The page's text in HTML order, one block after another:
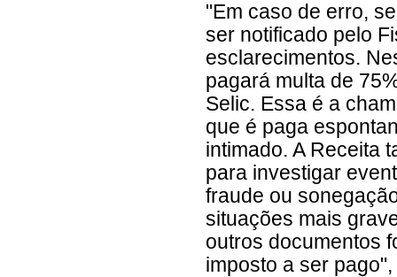
"Em caso de erro,
ser notificado pelo
esclarecimentos.
pagará multa de
Selic. Essa é a
que é paga
intimado. A Receita
para investigar
fraude ou
situações mais
outros documentos
imposto a ser